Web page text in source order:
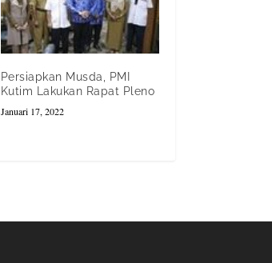
Persiapkan Musda, PMI
Kutim Lakukan Rapat Pleno
Januari 17, 2022